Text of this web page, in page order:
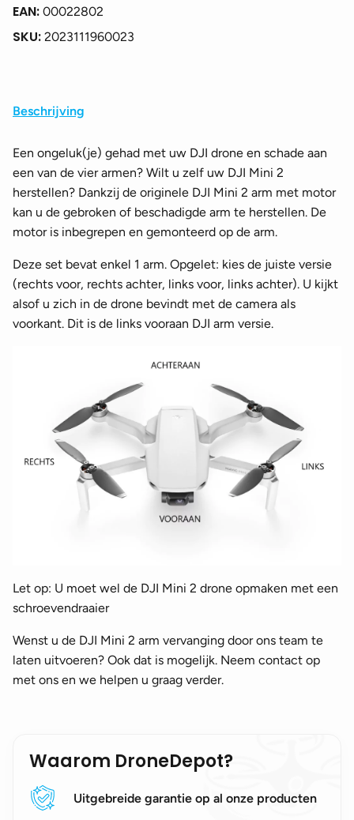
aantal
EAN: 00022802
SKU: 2023111960023
Beschrijving
Een ongeluk(je) gehad met uw DJI drone en schade aan
een van de vier armen? Wilt u zelf uw DJI Mini 2
herstellen? Dankzij de originele DJI Mini 2 arm met motor
kan u de gebroken of beschadigde arm te herstellen. De
motor is inbegrepen en gemonteerd op de arm.
Deze set bevat enkel 1 arm. Opgelet: kies de juiste versie
(rechts voor, rechts achter, links voor, links achter). U kijkt
alsof u zich in de drone bevindt met de camera als
voorkant. Dit is de links vooraan DJI arm versie.
Let op: U moet wel de DJI Mini 2 drone opmaken met een
schroevendraaier
Wenst u de DJI Mini 2 arm vervanging door ons team te
laten uitvoeren? Ook dat is mogelijk. Neem contact op
met ons en we helpen u graag verder.
Waarom DroneDepot?
Uitgebreide garantie op al onze producten